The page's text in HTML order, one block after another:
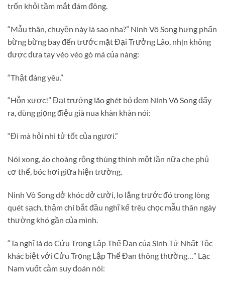
trốn khỏi tầm mắt đám đông.
“Mẫu thân, chuyện này là sao nha?” Ninh Vô Song hưng phấn
bừng bừng bay đến trước mặt Đại Trưởng Lão, nhịn không
được đưa tay véo véo gò má của nàng:
“Thật đáng yêu.”
“Hỗn xược!” Đại trưởng lão ghét bỏ đem Ninh Vô Song đẩy
ra, dùng giọng điệu già nua khàn khàn nói:
“Đi mà hỏi nhi tử tốt của ngươi.”
Nói xong, áo choàng rộng thùng thình một lần nữa che phủ
cơ thể, bóc hơi giữa hiện trường.
Ninh Vô Song dở khóc dở cười, lo lắng trước đó trong lòng
quét sạch, thậm chí bắt đầu nghĩ kế trêu chọc mẫu thân ngày
thường khó gần của mình.
“Ta nghĩ là do Cửu Trọng Lập Thể Đan của Sinh Tử Nhất Tộc
khác biệt với Cửu Trọng Lập Thể Đan thông thường…” Lạc
Nam vuốt cằm suy đoán nói: